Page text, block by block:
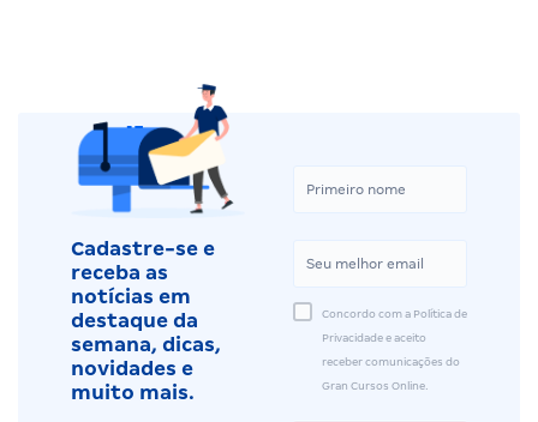
Cadastre-se e
receba as
notícias em
destaque da
semana, dicas,
novidades e
muito mais.
Concordo com a Política de
Privacidade e aceito
receber comunicações do
Gran Cursos Online.